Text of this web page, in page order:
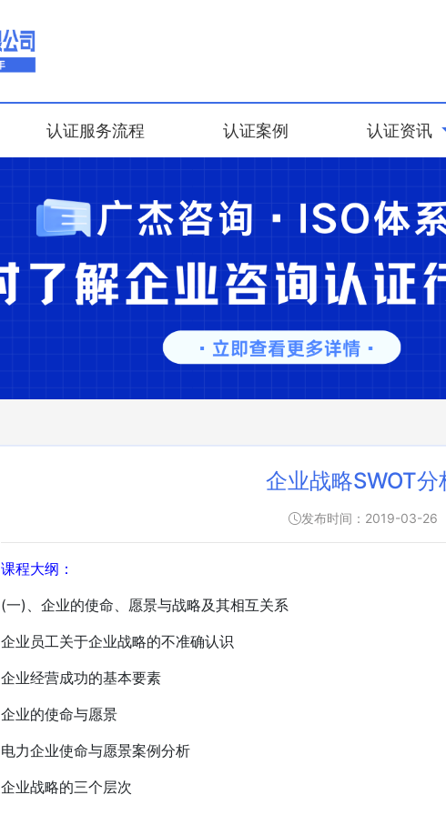
认证服务流程 认证案例 认证资讯
企业战略SWOT分
发布时间：2019-03-26
课程大纲：
(一)、企业的使命、愿景与战略及其相互关系
企业员工关于企业战略的不准确认识
企业经营成功的基本要素
企业的使命与愿景
电力企业使命与愿景案例分析
企业战略的三个层次